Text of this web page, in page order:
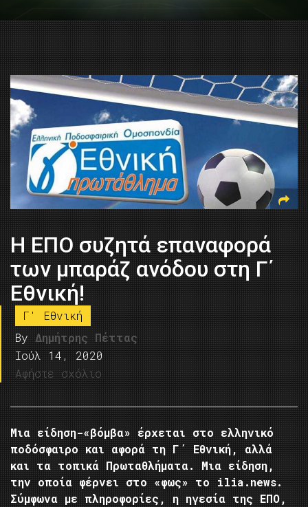
Η ΕΠΟ συζητά επαναφορά
των μπαράζ ανόδου στη Γ΄
Εθνική!
Γ' Εθνική
By Δημήτρης Πέττας
Ιούλ 14, 2020
Αφήστε σχόλιο
Μια είδηση-«βόμβα» έρχεται στο ελληνικό
ποδόσφαιρο και αφορά τη Γ΄ Εθνική, αλλά
και τα τοπικά Πρωταθλήματα. Μια είδηση,
την οποία φέρνει στο «φως» το ilia.news.
Σύμφωνα με πληροφορίες, η ηγεσία της ΕΠΟ,